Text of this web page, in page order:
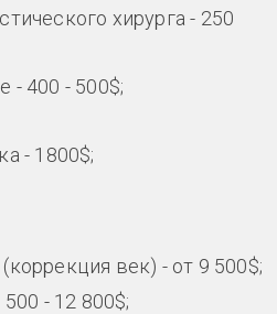
хирурга - 250
- 400 - 500$;
- 1800$;
век) - от 9 500$;
- 12 800$;